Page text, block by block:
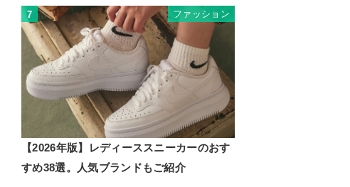
7 ファッション
【2026年版】レディーススニーカーのおす
すめ38選。人気ブランドもご紹介